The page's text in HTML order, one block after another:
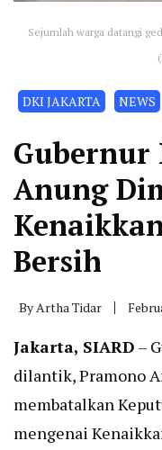
Sejumlah warga datangi
DKI JAKARTA NEWS
Gubernur
Anung
Bersih
ByArtha Tidar
Jakarta, SIARD –
dilantik, Pramono
membatalkan
mengenai